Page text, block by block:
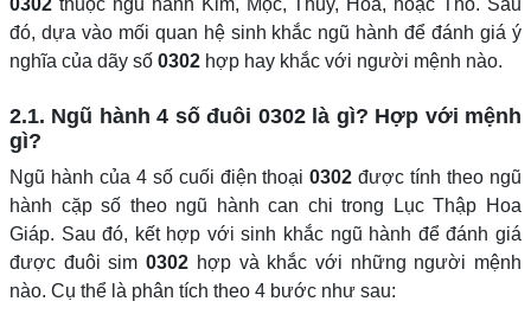
0302 thuộc ngũ hành Kim, Mộc, Thủy, Hỏa, hoặc Thổ. Sau
đó, dựa vào mối quan hệ sinh khắc ngũ hành để đánh giá ý
nghĩa của dãy số 0302 hợp hay khắc với người mệnh nào.
2.1. Ngũ hành 4 số đuôi 0302 là gì? Hợp với mệnh
gì?
Ngũ hành của 4 số cuối điện thoại0302 được tính theo ngũ
hành cặp số theo ngũ hành can chi trong Lục Thập Hoa
Giáp. Sau đó, kết hợp với sinh khắc ngũ hành để đánh giá
được đuôi sim0302 hợp và khắc với những người mệnh
nào. Cụ thể là phân tích theo 4 bước như sau: